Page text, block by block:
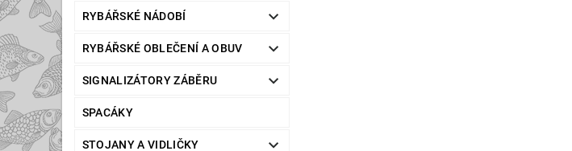
RYBÁŘSKÉ NÁDOBÍ
RYBÁŘSKÉ OBLEČENÍ A OBUV
SIGNALIZÁTORY ZÁBĚRU
SPACÁKY
STOJANY A VIDLIČKY